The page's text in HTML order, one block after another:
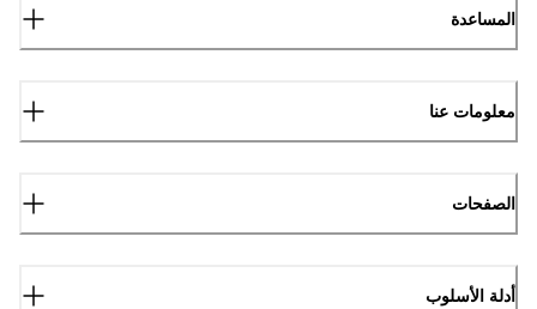
المساعدة
معلومات عنا
الصفحات
أدلة الأسلوب